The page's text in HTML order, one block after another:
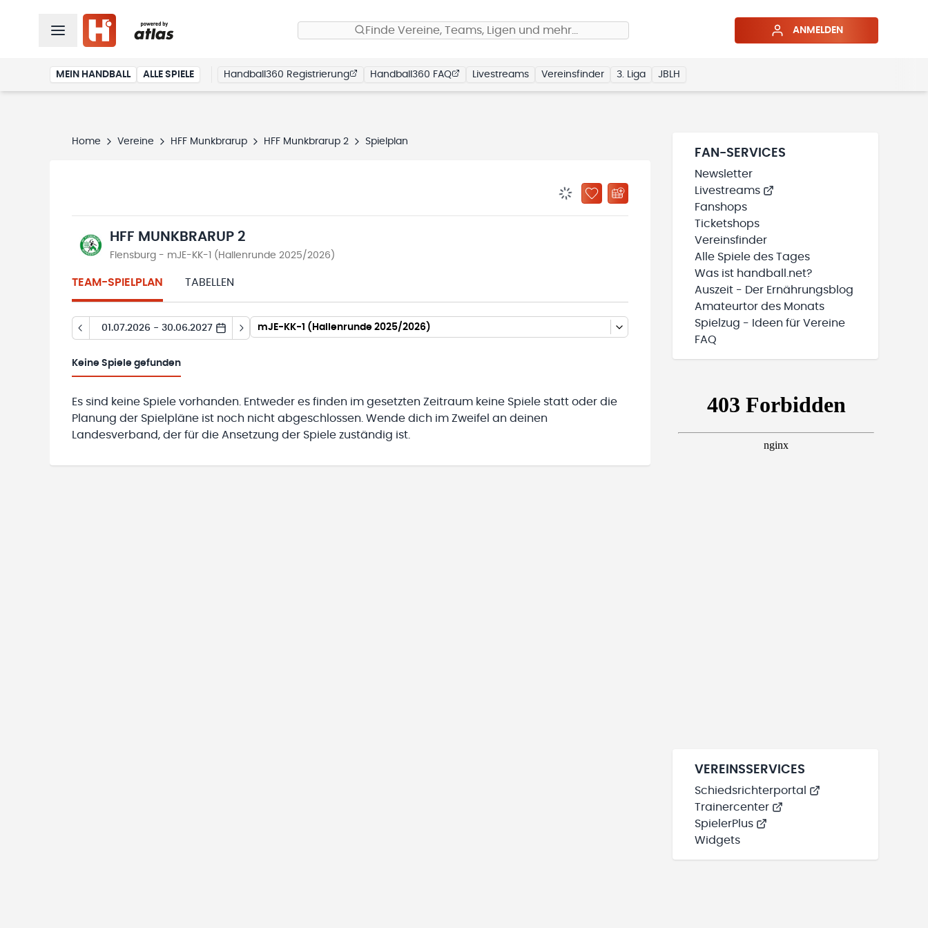
Finde Vereine, Teams, Ligen und mehr… ANMELDEN
MEIN HANDBALL ALLE SPIELE Handball360 Registrierung Handball360 FAQ Livestreams Vereinsfinder 3. Liga JBLH
Home Vereine HFF Munkbrarup HFF Munkbrarup 2 Spielplan
BENACHRICHTIGUNGSSTATUS WIRD GELADEN
ZU „MEINE TEAMS“ HINZUFÜGEN
HFF MUNKBRARUP 2
Flensburg - mJE-KK-1 (Hallenrunde 2025/2026)
TEAM-SPIELPLAN TABELLEN
01.07.2026 - 30.06.2027 mJE-KK-1 (Hallenrunde 2025/2026)
Keine Spiele gefunden
Es sind keine Spiele vorhanden. Entweder es finden im gesetzten Zeitraum keine Spiele statt oder die
Planung der Spielpläne ist noch nicht abgeschlossen. Wende dich im Zweifel an deinen
Landesverband, der für die Ansetzung der Spiele zuständig ist.
FAN-SERVICES
Newsletter
Livestreams
Fanshops
Ticketshops
Vereinsfinder
Alle Spiele des Tages
Was ist handball.net?
Auszeit - Der Ernährungsblog
Amateurtor des Monats
Spielzug - Ideen für Vereine
FAQ
VEREINSSERVICES
Schiedsrichterportal
Trainercenter
SpielerPlus
Widgets